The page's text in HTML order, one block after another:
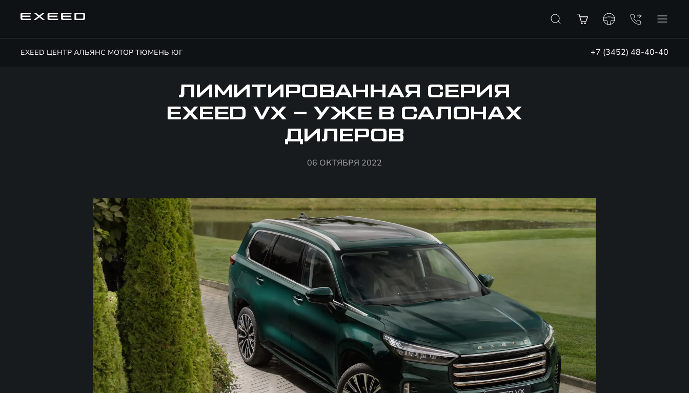
EXEED ЦЕНТР АЛЬЯНС МОТОР ТЮМЕНЬ ЮГ +7 (3452) 48-40-40
ЛИМИТИРОВАННАЯ СЕРИЯ
EXEED VX – УЖЕ В САЛОНАХ
ДИЛЕРОВ
06 ОКТЯБРЯ 2022